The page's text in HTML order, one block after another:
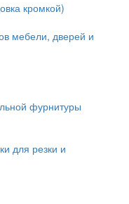
кромкой)
мебели, дверей и
фурнитуры
для резки и